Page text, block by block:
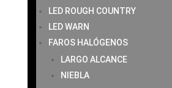
LED ROUGH COUNTRY
LED WARN
FAROS HALÓGENOS
LARGO ALCANCE
NIEBLA